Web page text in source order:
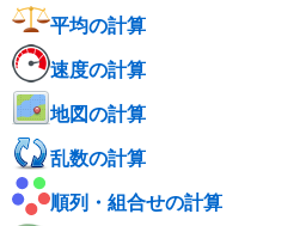
平均の計算
速度の計算
地図の計算
乱数の計算
順列・組合せの計算